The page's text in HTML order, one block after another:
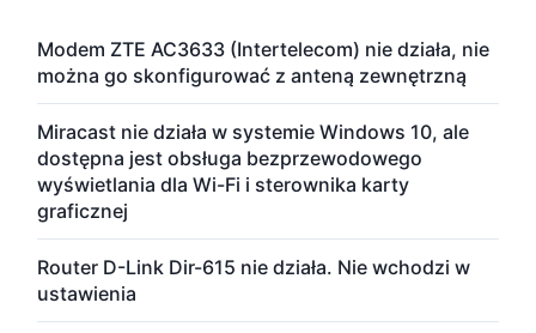
Modem ZTE AC3633 (Intertelecom) nie działa, nie
można go skonfigurować z anteną zewnętrzną
Miracast nie działa w systemie Windows 10, ale
dostępna jest obsługa bezprzewodowego
wyświetlania dla Wi-Fi i sterownika karty
graficznej
Router D-Link Dir-615 nie działa. Nie wchodzi w
ustawienia